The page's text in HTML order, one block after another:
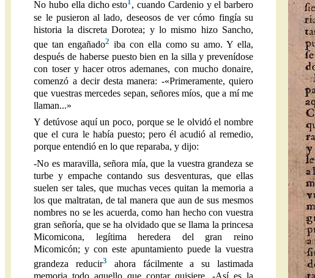
No hubo ella dicho esto , cuando Cardenio y el barbero
se le pusieron al lado, deseosos de ver cómo fingía su
historia la discreta Dorotea; y lo mismo hizo Sancho,
que tan engañado2 iba con ella como su amo. Y ella,
después de haberse puesto bien en la silla y prevenídose
con toser y hacer otros ademanes, con mucho donaire,
comenzó a decir desta manera: -«Primeramente, quiero
que vuestras mercedes sepan, señores míos, que a mí me
llaman...»
Y detúvose aquí un poco, porque se le olvidó el nombre
que el cura le había puesto; pero él acudió al remedio,
porque entendió en lo que reparaba, y dijo:
-No es maravilla, señora mía, que la vuestra grandeza se
turbe y empache contando sus desventuras, que ellas
suelen ser tales, que muchas veces quitan la memoria a
los que maltratan, de tal manera que aun de sus mesmos
nombres no se les acuerda, como han hecho con vuestra
gran señoría, que se ha olvidado que se llama la princesa
Micomicona, legítima heredera del gran reino
Micomicón; y con este apuntamiento puede la vuestra
grandeza reducir3
ahora fácilmente a su lastimada
memoria todo aquello que contar quisiere. -Así es la